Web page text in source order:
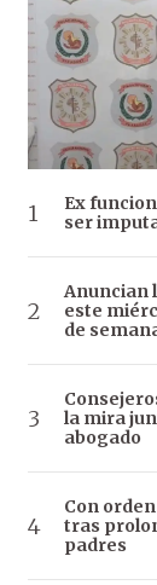
Ex
ser
Anuncian
este
de
la mira
abogado
Con
tras
padres